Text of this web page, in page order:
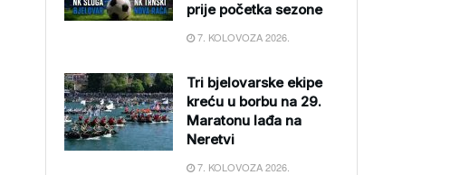
prije početka sezone
7. KOLOVOZA 2026.
Tri bjelovarske ekipe
kreću u borbu na 29.
Maratonu lađa na
Neretvi
7. KOLOVOZA 2026.